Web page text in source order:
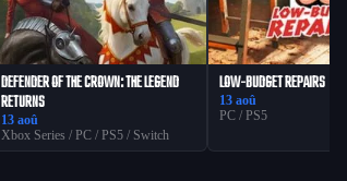
DEFENDER OF THE CROWN: THE LEGEND
RETURNS
13 aoû
Xbox Series / PC / PS5 / Switch
LOW-BUDGET REPAIRS
13 aoû
PC / PS5